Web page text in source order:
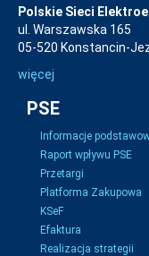
Polskie Sieci
ul. Warszawska 165
05-520 Konstancin-
więcej
PSE
Informacje
Raport wpływu PSE
Przetargi
Platforma Zakupowa
KSeF
Efaktura
Realizacja strategii